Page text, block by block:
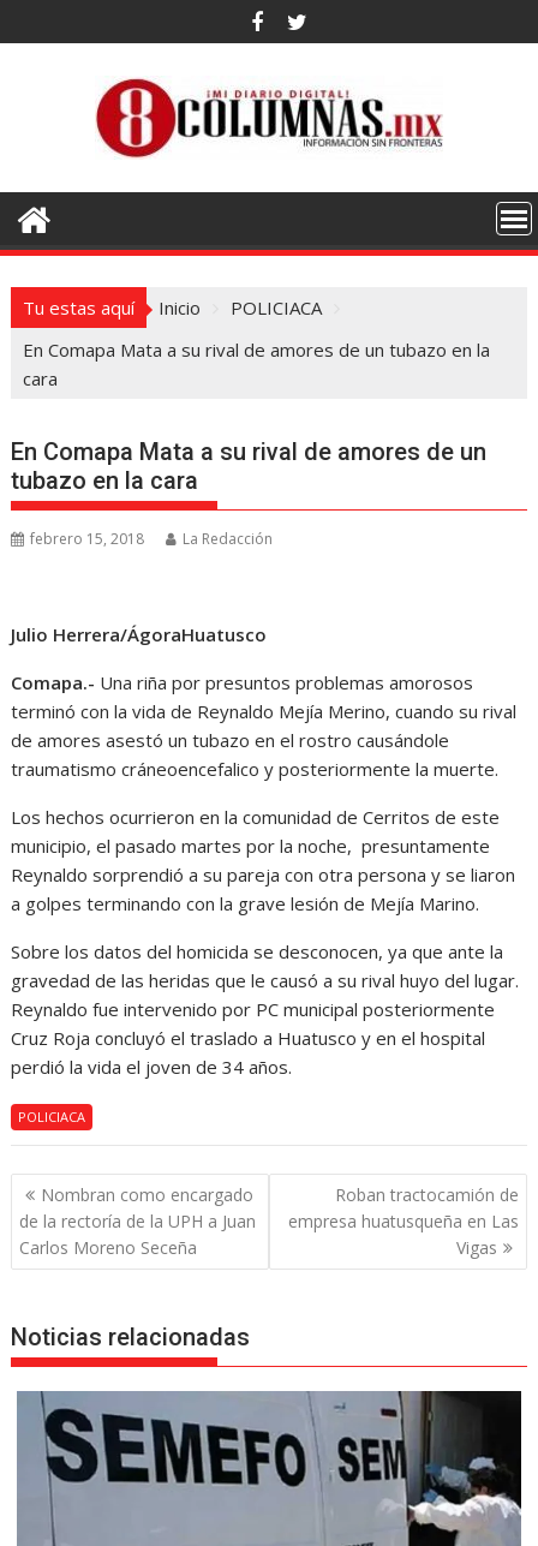
al
Tu estas aquí Inicio
POLICIACA
En Comapa Mata a su rival de amores de un tubazo en la
cara
En Comapa Mata a su rival de amores de un
tubazo en la cara
febrero 15, 2018 La Redacción
Julio Herrera/ÁgoraHuatusco
Comapa.- Una riña por presuntos problemas amorosos
terminó con la vida de Reynaldo Mejía Merino, cuando su rival
de amores asestó un tubazo en el rostro causándole
traumatismo cráneoencefalico y posteriormente la muerte.
Los hechos ocurrieron en la comunidad de Cerritos de este
municipio, el pasado martes por la noche, presuntamente
Reynaldo sorprendió a su pareja con otra persona y se liaron
a golpes terminando con la grave lesión de Mejía Marino.
Sobre los datos del homicida se desconocen, ya que ante la
gravedad de las heridas que le causó a su rival huyo del lugar.
Reynaldo fue intervenido por PC municipal posteriormente
Cruz Roja concluyó el traslado a Huatusco y en el hospital
perdió la vida el joven de 34 años.
POLICIACA
Navegación
de
entradas
Nombran como encargado
de la rectoría de la UPH a Juan
Carlos Moreno Seceña
Roban tractocamión de
empresa huatusqueña en Las
Vigas
Noticias relacionadas